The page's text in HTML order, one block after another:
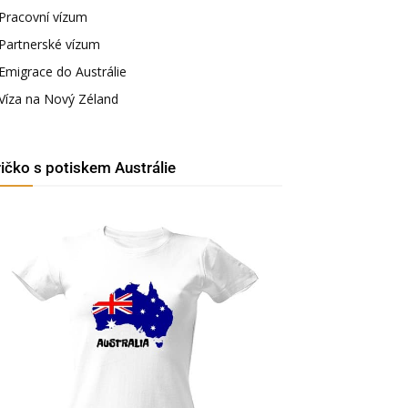
Pracovní vízum
Partnerské vízum
Emigrace do Austrálie
na Nový Zéland
s potiskem Austrálie